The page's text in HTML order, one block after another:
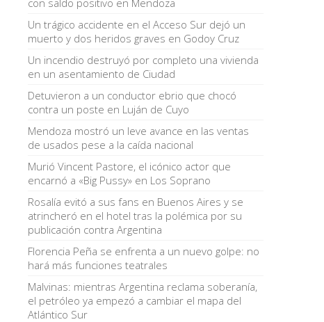
con saldo positivo en Mendoza
Un trágico accidente en el Acceso Sur dejó un
muerto y dos heridos graves en Godoy Cruz
Un incendio destruyó por completo una vivienda
en un asentamiento de Ciudad
Detuvieron a un conductor ebrio que chocó
contra un poste en Luján de Cuyo
Mendoza mostró un leve avance en las ventas
de usados pese a la caída nacional
Murió Vincent Pastore, el icónico actor que
encarnó a «Big Pussy» en Los Soprano
Rosalía evitó a sus fans en Buenos Aires y se
atrincheró en el hotel tras la polémica por su
publicación contra Argentina
Florencia Peña se enfrenta a un nuevo golpe: no
hará más funciones teatrales
Malvinas: mientras Argentina reclama soberanía,
el petróleo ya empezó a cambiar el mapa del
Atlántico Sur